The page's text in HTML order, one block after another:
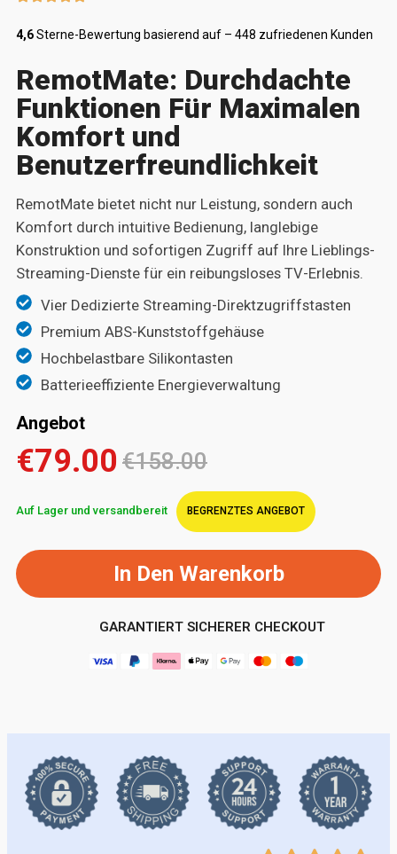
4,6Sterne-Bewertung basierend auf – 448 zufriedenen Kunden
RemotMate: Durchdachte
Funktionen Für Maximalen
Komfort und
Benutzerfreundlichkeit
RemotMate bietet nicht nur Leistung, sondern auch
Komfort durch intuitive Bedienung, langlebige
Konstruktion und sofortigen Zugriff auf Ihre Lieblings-
Streaming-Dienste für ein reibungsloses TV-Erlebnis.
Vier Dedizierte Streaming-Direktzugriffstasten
Premium ABS-Kunststoffgehäuse
Hochbelastbare Silikontasten
Batterieeffiziente Energieverwaltung
Angebot
€79.00 €158.00
Auf Lager und versandbereit BEGRENZTES ANGEBOT
In Den Warenkorb
GARANTIERT SICHERER CHECKOUT